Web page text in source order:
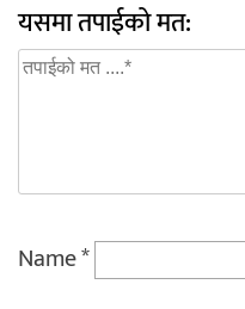
यसमा तपाईको मत:
Name*